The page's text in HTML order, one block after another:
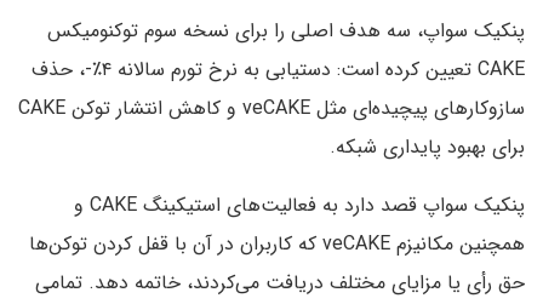
پنکیک‌ سواپ، سه هدف اصلی را برای نسخه سوم توکنومیکس
CAKE تعیین کرده است: دستیابی به نرخ تورم سالانه ۴٪-، حذف
سازوکارهای پیچیده‌ای مثل veCAKE و کاهش انتشار توکن CAKE
برای بهبود پایداری شبکه.
پنکیک‌ سواپ قصد دارد به فعالیت‌های استیکینگ CAKE و
همچنین مکانیزم veCAKE که کاربران در آن با قفل‌ کردن توکن‌ها
حق رأی یا مزایای مختلف دریافت می‌کردند، خاتمه دهد. تمامی